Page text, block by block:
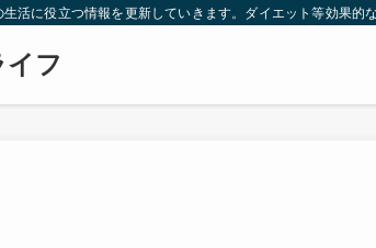
活に役立つ情報を更新していきます。ダイエット等効果
フ